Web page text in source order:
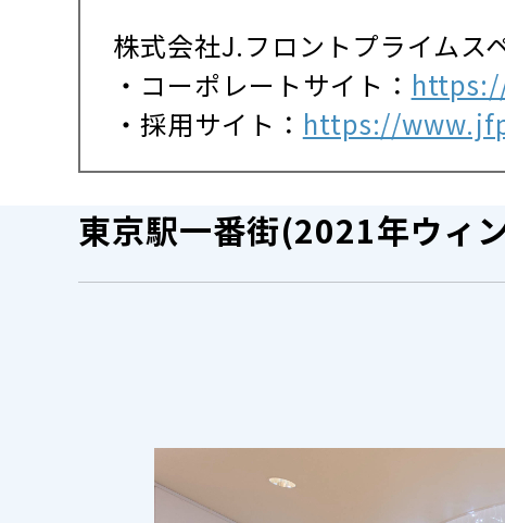
株式会社J.フロントプライムス
・コーポレートサイト：
・採用サイト： https://
東京駅一番街(2021年ウィ